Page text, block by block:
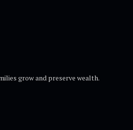
grow and preserve wealth.